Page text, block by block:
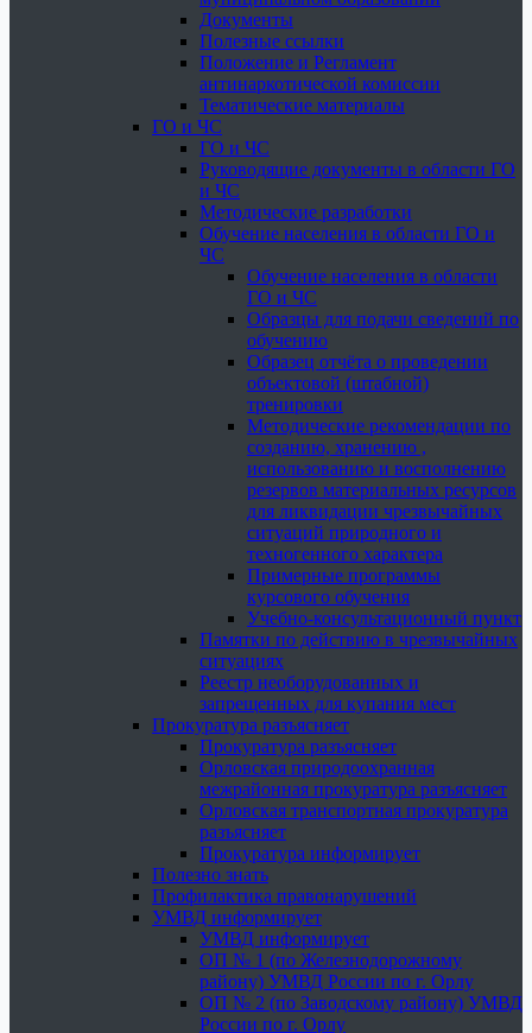
Документы
Полезные ссылки
Положение и Регламент
антинаркотической комиссии
Тематические материалы
ГО и ЧС
ГО и ЧС
Руководящие документы в области ГО
и ЧС
Методические разработки
Обучение населения в области ГО и
ЧС
Обучение населения в области
ГО и ЧС
Образцы для подачи сведений по
обучению
Образец отчёта о проведении
объектовой (штабной)
тренировки
Методические рекомендации по
созданию, хранению ,
использованию и восполнению
резервов материальных ресурсов
для ликвидации чрезвычайных
ситуаций природного и
техногенного характера
Примерные программы
курсового обучения
Учебно-консультационный пункт
Памятки по действию в чрезвычайных
ситуациях
Реестр необорудованных и
запрещенных для купания мест
Прокуратура разъясняет
Прокуратура разъясняет
Орловская природоохранная
межрайонная прокуратура разъясняет
Орловская транспортная прокуратура
разъясняет
Прокуратура информирует
Полезно знать
Профилактика правонарушений
УМВД информирует
УМВД информирует
ОП № 1 (по Железнодорожному
району) УМВД России по г. Орлу
ОП № 2 (по Заводскому району) УМВД
России по г. Орлу